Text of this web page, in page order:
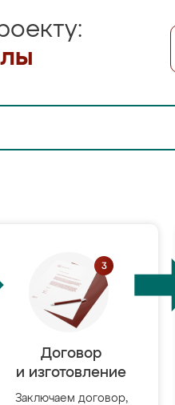
Договор
и изготовление
Заключаем договор,